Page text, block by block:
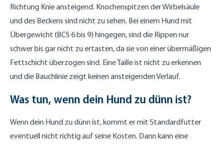
Richtung Knie ansteigend. Knochenspitzen der Wirbelsäule
und des Beckens sind nicht zu sehen. Bei einem Hund mit
Übergewicht (BCS 6 bis 9) hingegen, sind die Rippen nur
schwer bis gar nicht zu ertasten, da sie von einer übermäßigen
Fettschicht überzogen sind. Eine Taille ist nicht zu erkennen
und die Bauchlinie zeigt keinen ansteigenden Verlauf.
Was tun, wenn dein Hund zu dünn ist?
Wenn dein Hund zu dünn ist, kommt er mit Standardfutter
eventuell nicht richtig auf seine Kosten. Dann kann eine